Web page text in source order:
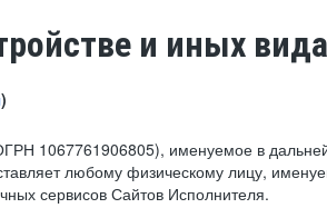
и иных
)
1067761906805), именуемое в
любому физическому лицу,
сервисов Сайтов Исполнителя.